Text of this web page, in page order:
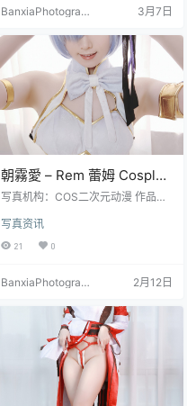
BanxiaPhotograp
3月7日
朝霧愛 – Rem 蕾姆 Cosplay
高清写真集（34P-
写真机构：COS二次元动漫 作品名
愛（Asagiriai） 图片数量：34张 资
源大小：284.9MB
写真资讯
21 0
BanxiaPhotograp
2月12日